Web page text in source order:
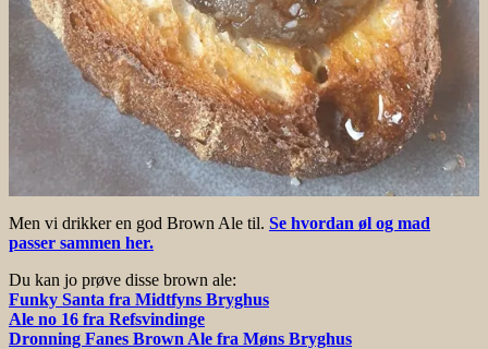
Men vi drikker en god Brown Ale til. Se hvordan øl og mad
passer sammen her.
Du kan jo prøve disse brown ale:
Funky Santa fra Midtfyns Bryghus
Ale no 16 fra Refsvindinge
Dronning Fanes Brown Ale fra Møns Bryghus